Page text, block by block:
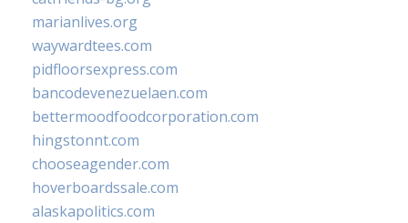
marianlives.org
waywardtees.com
pidfloorsexpress.com
bancodevenezuelaen.com
bettermoodfoodcorporation.com
hingstonnt.com
chooseagender.com
hoverboardssale.com
alaskapolitics.com